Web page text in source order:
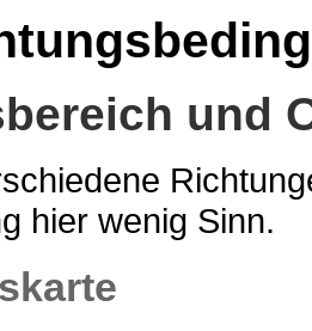
und
hier wenig Sinn.